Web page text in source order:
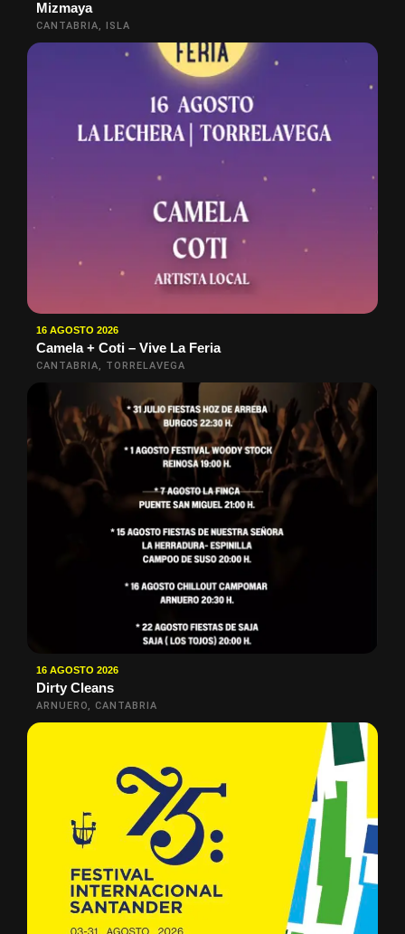
Mizmaya
CANTABRIA, ISLA
16 AGOSTO 2026
Camela + Coti – Vive La Feria
CANTABRIA, TORRELAVEGA
16 AGOSTO 2026
Dirty Cleans
ARNUERO, CANTABRIA